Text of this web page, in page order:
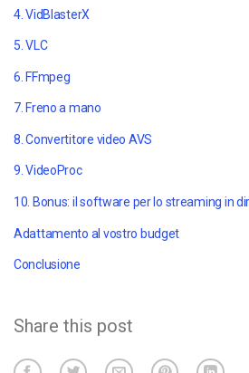
4. VidBlasterX
5. VLC
6. FFmpeg
7. Freno a mano
8. Convertitore video AVS
9. VideoProc
Adattamento al vostro budget
Conclusione
Share this post